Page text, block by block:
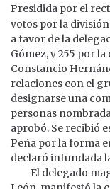
Presidida por el
votos por la
a favor de la
Gómez, y 255 por
Constancio
relaciones con el
designarse una
personas
aprobó. Se recibió
Peña por la forma
declaró infundada
El delegado